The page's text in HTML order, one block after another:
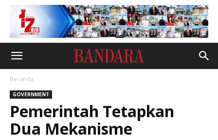
Beranda
GOVERNMENT
Pemerintah Tetapkan
Dua Mekanisme